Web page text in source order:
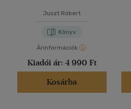
Juszt Róbert
Könyv
Árinformációk
Kiadói ár: 4 990 Ft
Kosárba